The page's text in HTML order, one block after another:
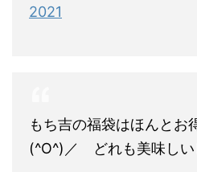
2021
もち吉の福袋はほんとお
(^O^)／ どれも美味しい